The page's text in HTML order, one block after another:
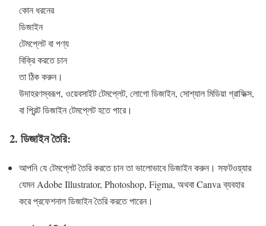
কোন ধরনের
ডিজাইন
টেমপ্লেট বা পণ্য
বিক্রি করতে চান
তা ঠিক করুন।
উদাহরণস্বরূপ, ওয়েবসাইট টেমপ্লেট, লোগো ডিজাইন, সোশ্যাল মিডিয়া গ্রাফিক্স,
বা প্রিন্ট ডিজাইন টেমপ্লেট হতে পারে।
2. ডিজাইন তৈরি:
আপনি যে টেমপ্লেট তৈরি করতে চান তা ভালোভাবে ডিজাইন করুন। সফটওয়্যার
যেমন Adobe Illustrator, Photoshop, Figma, অথবা Canva ব্যবহার
করে প্রফেশনাল ডিজাইন তৈরি করতে পারেন।